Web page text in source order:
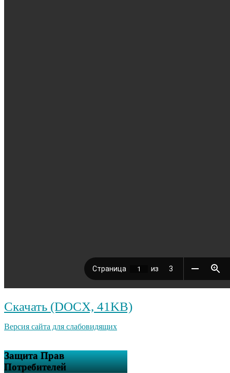
Скачать (DOCX, 41KB)
Версия сайта для слабовидящих
Защита Прав
Потребителей